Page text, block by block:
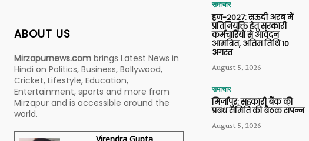
ABOUT US
Mirzapurnews.com brings Latest News in
Hindi on Politics, Business, Bollywood,
Cricket, Lifestyle, Education,
Entertainment, sports and more from
Mirzapur and is accessible around the
world.
Virendra Gupta
समाचार
हज-2027: सऊदी अरब में
प्रतिनियुक्ति हेतु सरकारी
कर्मचारियों से आवेदन
आमंत्रित, अंतिम तिथि 10
अगस्त
August 5, 2026
समाचार
मिर्जापुर: सहकारी बैंक की
प्रबंध समिति की बैठक संपन्न
August 5, 2026